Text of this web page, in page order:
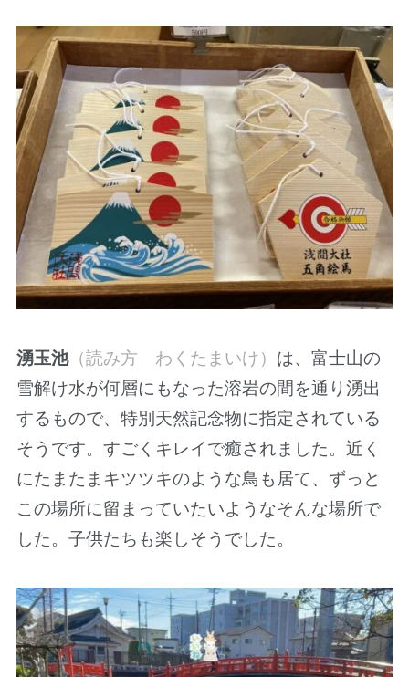
湧玉池（読み方 わくたまいけ） は、富士山の
雪解け水が何層にもなった溶岩の間を通り湧出
するもので、特別天然記念物に指定されている
そうです。すごくキレイで癒されました。近く
にたまたまキツツキのような鳥も居て、ずっと
この場所に留まっていたいようなそんな場所で
した。子供たちも楽しそうでした。